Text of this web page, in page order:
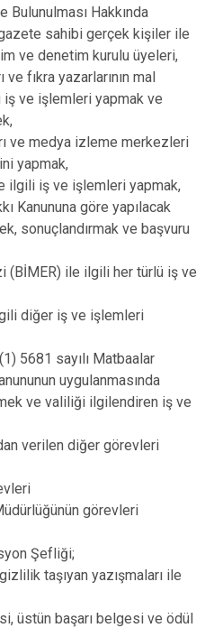
Hakkında
sahibi gerçek kişiler ile
ve denetim kurulu üyeleri,
fıkra yazarlarının mal
ve işlemleri yapmak ve
ve medya izleme merkezleri
yapmak,
ilgili iş ve işlemleri yapmak,
Kanununa göre yapılacak
sonuçlandırmak ve başvuru
(BİMER) ile ilgili her türlü iş ve
diğer iş ve işlemleri
5681 sayılı Matbaalar
uygulanmasında
ve valiliği ilgilendiren iş ve
verilen diğer görevleri
görevleri
Şefliği;
taşıyan yazışmaları ile
üstün başarı belgesi ve ödül